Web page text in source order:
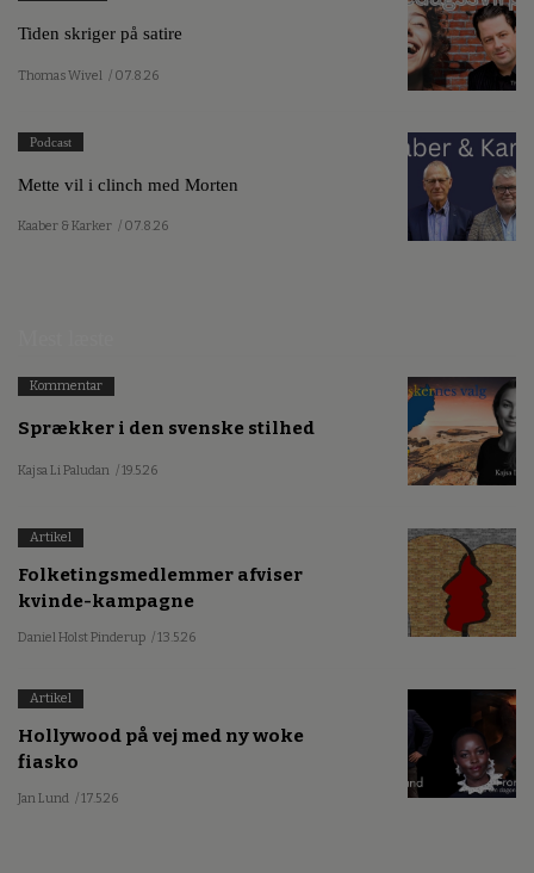
Tiden skriger på satire
Thomas Wivel / 07.8.26
Podcast
Mette vil i clinch med Morten
Kaaber & Karker / 07.8.26
Kommentar
Sprækker i den svenske stilhed
Kajsa Li Paludan / 19.5.26
Artikel
Folketingsmedlemmer afviser
kvinde-kampagne
Daniel Holst Pinderup / 13.5.26
Artikel
Hollywood på vej med ny woke
fiasko
Jan Lund / 17.5.26